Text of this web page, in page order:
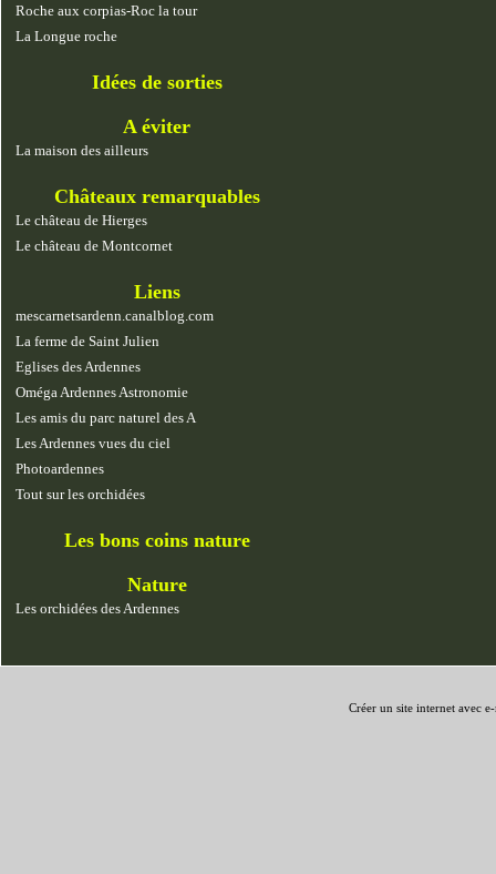
Roche aux corpias-Roc la tour
La Longue roche
Idées de sorties
A éviter
La maison des ailleurs
Châteaux remarquables
Le château de Hierges
Le château de Montcornet
Liens
mescarnetsardenn.canalblog.com
La ferme de Saint Julien
Eglises des Ardennes
Oméga Ardennes Astronomie
Les amis du parc naturel des A
Les Ardennes vues du ciel
Photoardennes
Tout sur les orchidées
Les bons coins nature
Nature
Les orchidées des Ardennes
Créer un site internet avec